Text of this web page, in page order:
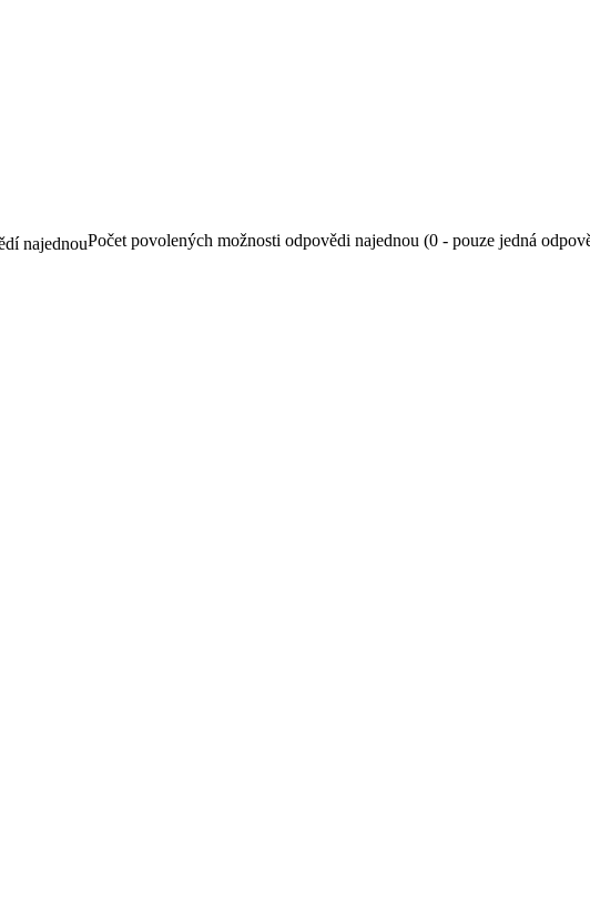
najednouPočet povolených možnosti odpovědi najednou (0 - pouze jedná